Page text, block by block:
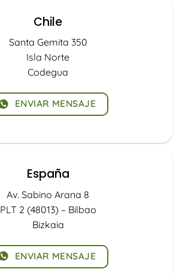
Chile
Santa Gemita 350
Isla Norte
Codegua
ENVIAR MENSAJE
España
Av. Sabino Arana 8
PLT 2 (48013) – Bilbao
Bizkaia
ENVIAR MENSAJE